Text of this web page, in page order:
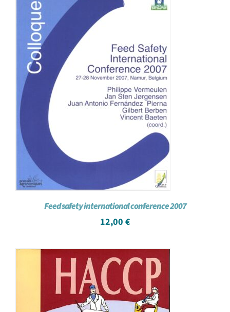
Achat en ligne
Panier WooCommerce
Feed safety international conference 2007
12,00 €